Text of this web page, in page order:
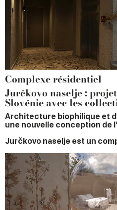
of their services.
Complexe résidentiel
Jurčkovo naselje :
Slovénie avec les
Architecture biophilique et
une nouvelle conception de
Jurčkovo naselje est un